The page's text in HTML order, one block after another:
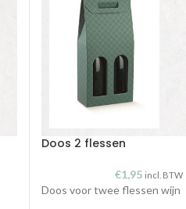
Doos 2 flessen
€1,95 incl. BTW
Doos voor twee flessen wijn